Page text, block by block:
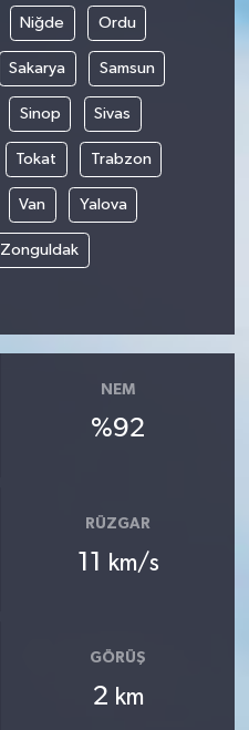
Niğde Ordu
Sakarya Samsun
Sinop Sivas
Tokat Trabzon
Van Yalova
Zonguldak
NEM
%92
RÜZGAR
11 km/s
GÖRÜŞ
2 km